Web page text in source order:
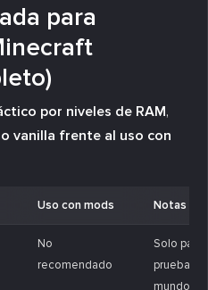
para
por niveles de RAM,
vanilla frente al uso con
Uso con mods Notas
No
recomendado
Solo para
pruebas o
mundos